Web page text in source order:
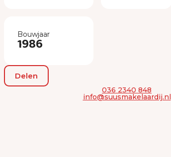
Bouwjaar
1986
Delen
036 2340 848
info@suusmakelaardij.nl